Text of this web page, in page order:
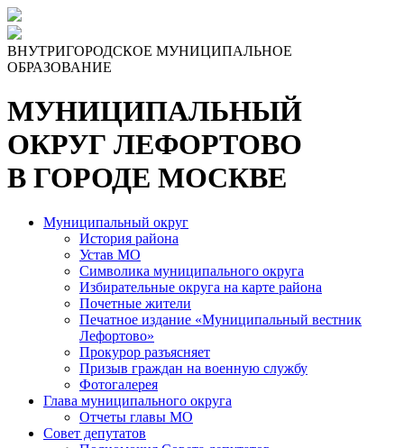
ВНУТРИГОРОДСКОЕ МУНИЦИПАЛЬНОЕ
ОБРАЗОВАНИЕ
МУНИЦИПАЛЬНЫЙ
ОКРУГ ЛЕФОРТОВО
В ГОРОДЕ МОСКВЕ
Муниципальный округ
История района
Устав МО
Символика муниципального округа
Избирательные округа на карте района
Почетные жители
Печатное издание «Муниципальный вестник
Лефортово»
Прокурор разъясняет
Призыв граждан на военную службу
Фотогалерея
Глава муниципального округа
Отчеты главы МО
Совет депутатов